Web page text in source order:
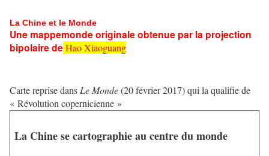
La Chine et le Monde
Une mappemonde originale obtenue par la projection
bipolaire deHao Xiaoguang
Carte reprise dans Le Monde(20 février 2017) qui la qualifie de
« Révolution copernicienne »
La Chine se cartographie au centre du monde